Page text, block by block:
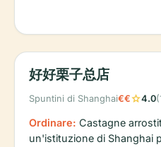
好好栗子总店
Spuntini di Shanghai€€star4.0
Ordinare: Castagne
un'istituzione di Shanghai